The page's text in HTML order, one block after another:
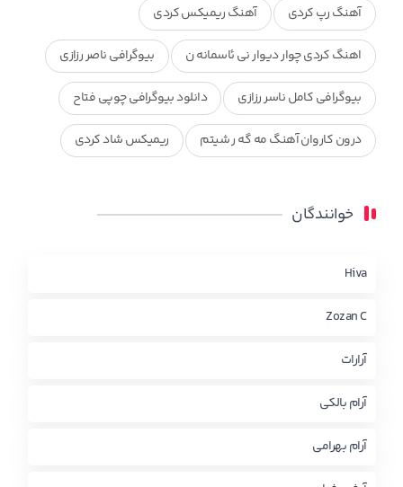
آهنگ رپ کردی آهنگ ریمیکس کردی
اهنگ کردی چوار دیوار نی ئاسمانه ن بیوگرافی ناصر رزازی
بیوگرافی کامل ناسر رزازی دانلود بیوگرافی چوپی فتاح
درون کاروان آهنگ مه گه ر شیتم ریمیکس شاد کردی
محمد جزا
چاو من
خوانندگان
Hiva
Zozan C
آرارات
آرام بالکی
آرام بهرامی